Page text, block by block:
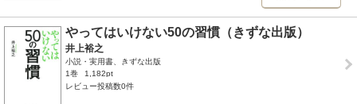
やってはいけない50の習慣（きずな出版）
井上裕之
小説・実用書、きずな出版
1巻
1,182pt
レビュー投稿数0件